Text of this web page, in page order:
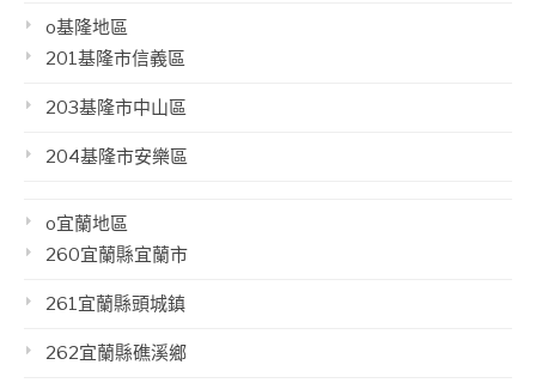
o基隆地區
201基隆市信義區
203基隆市中山區
204基隆市安樂區
o宜蘭地區
260宜蘭縣宜蘭市
261宜蘭縣頭城鎮
262宜蘭縣礁溪鄉